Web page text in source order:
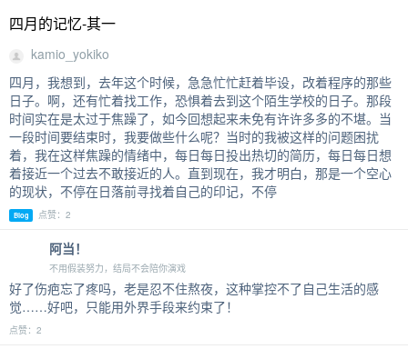
四月的记忆-其一
kamio_yokiko
四月，我想到，去年这个时候，急急忙忙赶着毕设，改着程序的那些
日子。啊，还有忙着找工作，恐惧着去到这个陌生学校的日子。那段
时间实在是太过于焦躁了，如今回想起来未免有许许多多的不堪。当
一段时间要结束时，我要做些什么呢？当时的我被这样的问题困扰
着，我在这样焦躁的情绪中，每日每日投出热切的简历，每日每日想
着接近一个过去不敢接近的人。直到现在，我才明白，那是一个空心
的现状，不停在日落前寻找着自己的印记，不停
Blog 点赞：2
阿当！
不用假装努力，结局不会陪你演戏
好了伤疤忘了疼吗，老是忍不住熬夜，这种掌控不了自己生活的感
觉……好吧，只能用外界手段来约束了！
点赞：2